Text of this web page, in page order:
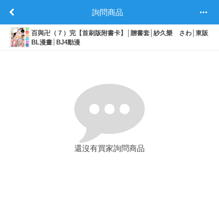
詢問商品
百與卍（７）完【首刷版附書卡】│贈書套│紗久樂 さわ│東販
BL漫畫│BJ4動漫
還沒有買家詢問商品